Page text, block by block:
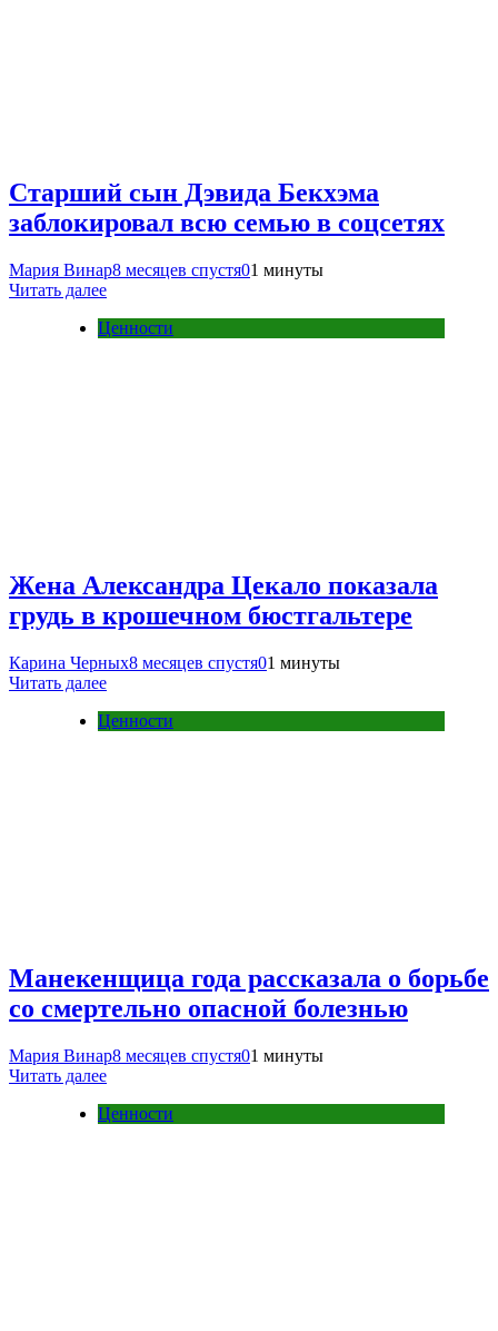
Старший сын Дэвида Бекхэма
заблокировал всю семью в соцсетях
Мария Винар8 месяцев спустя01 минуты
Читать далее
Ценности
Жена Александра Цекало показала
грудь в крошечном бюстгальтере
Карина Черных8 месяцев спустя01 минуты
Читать далее
Ценности
Манекенщица года рассказала о борьбе
со смертельно опасной болезнью
Мария Винар8 месяцев спустя01 минуты
Читать далее
Ценности